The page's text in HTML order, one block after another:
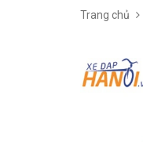
Trang chủ